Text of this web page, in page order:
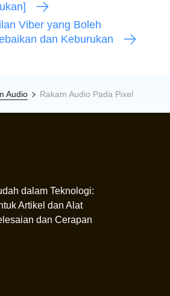
Viber yang Boleh
dan Keburukan
Audio Rakam Audio Pada Pixel
dalam Teknologi:
Artikel dan Alat
dan Cerapan